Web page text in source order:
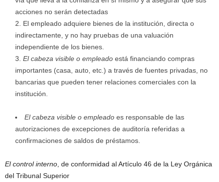
acciones no serán detectadas
El empleado adquiere bienes de la institución, directa o
indirectamente, y no hay pruebas de una valuación
independiente de los bienes.
El cabeza visible o empleado está financiando compras
importantes (casa, auto, etc.) a través de fuentes privadas, no
bancarias que pueden tener relaciones comerciales con la
institución.
El cabeza visible o empleado es responsable de las
autorizaciones de excepciones de auditoría referidas a
confirmaciones de saldos de préstamos.
El control interno , de conformidad al Artículo 46 de la Ley Orgánica
del Tribunal Superior